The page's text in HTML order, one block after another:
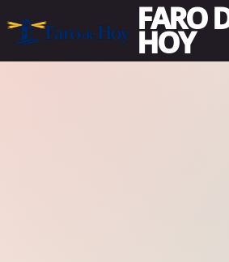
FARO
HOY